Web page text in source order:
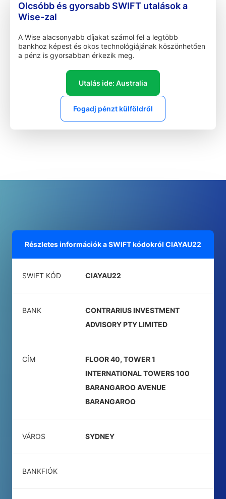
Olcsóbb és gyorsabb SWIFT utalások a
Wise-zal
A Wise alacsonyabb díjakat számol fel a legtöbb
bankhoz képest és okos technológiájának köszönhetően
a pénz is gyorsabban érkezik meg.
Utalás ide: Australia
Fogadj pénzt külföldről
Részletes információk a SWIFT kódokról CIAYAU22
SWIFT KÓD CIAYAU22
BANK
CONTRARIUS INVESTMENT
ADVISORY PTY LIMITED
CÍM
FLOOR 40, TOWER 1
INTERNATIONAL TOWERS 100
BARANGAROO AVENUE
BARANGAROO
VÁROS SYDNEY
BANKFIÓK